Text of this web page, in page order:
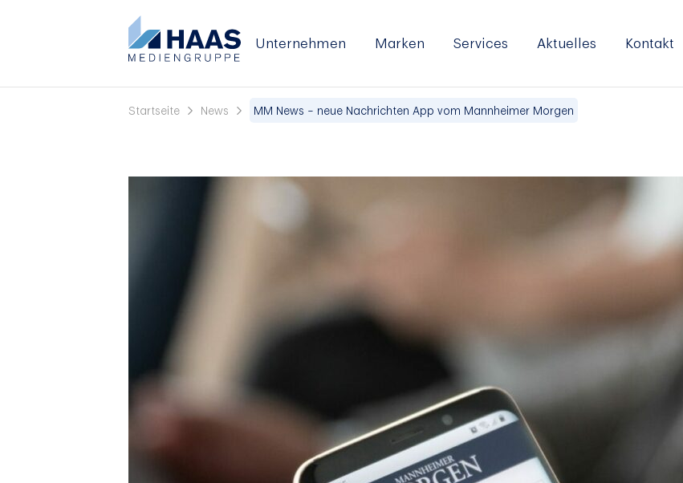
Unternehmen Marken Services Aktuelles Kontakt
Startseite News MM News – neue Nachrichten App vom Mannheimer Morgen